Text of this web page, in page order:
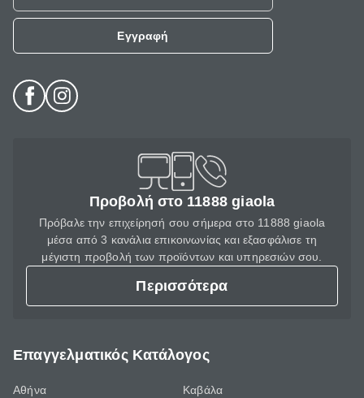
Εγγραφή
Προβολή στο 11888 giaola
Πρόβαλε την επιχείρησή σου σήμερα στο 11888 giaola
μέσα από 3 κανάλια επικοινωνίας και εξασφάλισε τη
μέγιστη προβολή των προϊόντων και υπηρεσιών σου.
Περισσότερα
Επαγγελματικός Κατάλογος
Αθήνα
Καβάλα